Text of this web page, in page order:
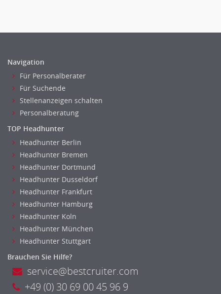
Gesundheits- und Kinderkrankenpflege
Logopädie
Pflegehelfer
Physiotherapie
Sanitätsdienst, ambulanter Dienst
Außendienst
Immobilienmakler
Innendienst, Sachbearbeitung
Kundenservice
Vertrieb & Verkauf Leitung, Teamleitung
Pharmaberater
Pre-Sales
Telesales
Verkauf (Handel)
Navigation
Für Personalberater
Für Suchende
Stellenanzeigen schalten
Personalberatung
TOP Headhunter
Headhunter Berlin
Headhunter Bremen
Headhunter Dortmund
Headhunter Dusseldorf
Headhunter Frankfurt
Headhunter Hamburg
Headhunter Koln
Headhunter München
Headhunter Stuttgart
Brauchen Sie Hilfe?
service@bestcruiter.com
+49 (0) 30 69 00 45 96 9